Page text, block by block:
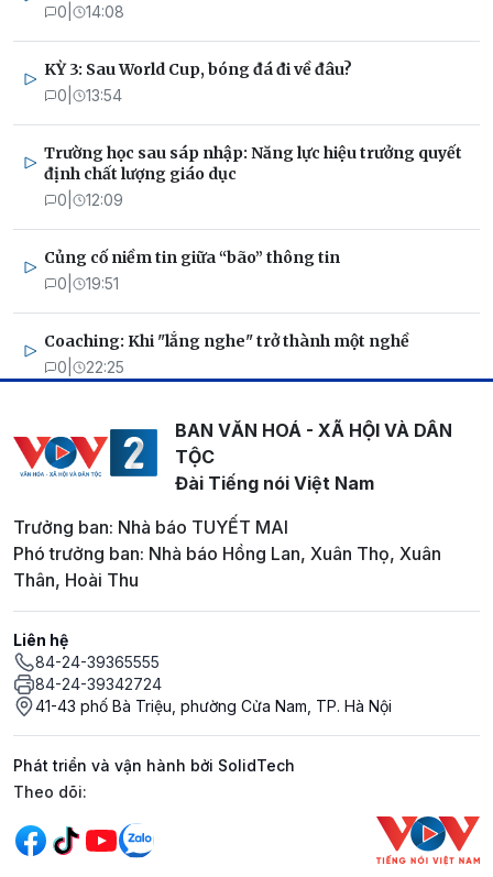
0 14:08
KỲ 3: Sau World Cup, bóng đá đi về đâu?
0 13:54
Trường học sau sáp nhập: Năng lực hiệu trưởng quyết
định chất lượng giáo dục
0 12:09
Củng cố niềm tin giữa “bão” thông tin
0 19:51
Coaching: Khi "lắng nghe" trở thành một nghề
0 22:25
BAN VĂN HOÁ - XÃ HỘI VÀ DÂN
TỘC
Đài Tiếng nói Việt Nam
Trưởng ban: Nhà báo TUYẾT MAI
Phó trưởng ban: Nhà báo Hồng Lan, Xuân Thọ, Xuân
Thân, Hoài Thu
Liên hệ
84-24-39365555
84-24-39342724
41-43 phố Bà Triệu, phường Cửa Nam, TP. Hà Nội
Phát triển và vận hành bởi SolidTech
Mạng xã hội
Theo dõi: